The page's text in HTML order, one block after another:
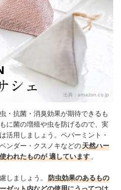
出典： amazon.co.jp
・抗菌・消臭効果が期待できるも
に菌の増殖や虫を防げるので、実
活用しましょう。ペパーミント・
ンダー・クスノキなどの天然ハー
われたものが 適しています 。
しましょう。
防虫効果のあるもの
ゼット内などの使用にうってつけ